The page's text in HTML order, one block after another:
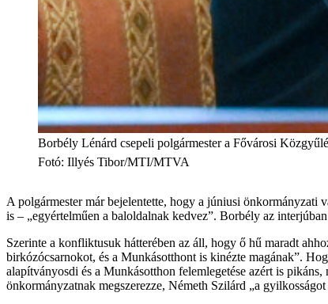
Borbély Lénárd csepeli polgármester a Fővárosi
Fotó: Illyés Tibor/MTI/MTVA
A polgármester már bejelentette, hogy a júniusi
is – „egyértelműen a baloldalnak kedvez”. Borbély az
Szerinte a konfliktusuk hátterében az áll, hogy ő hű maradt
birkózócsarnokot, és a Munkásotthont is kinézte magának”.
alapítványosdi és a Munkásotthon felemlegetése azért is
önkormányzatnak megszerezze, Németh Szilárd „a